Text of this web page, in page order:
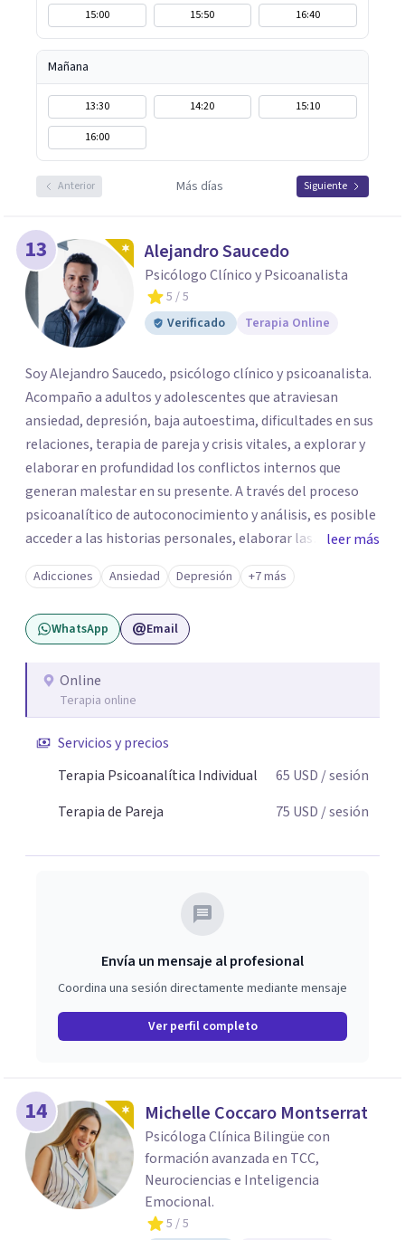
15:00
15:50 16:40
Mañana
13:30 14:20
15:10
16:00
Anterior Más días Siguiente
13 Alejandro Saucedo
Psicólogo Clínico y Psicoanalista
5 / 5
Verificado
Terapia Online
Soy Alejandro Saucedo, psicólogo clínico y psicoanalista.
Acompaño a adultos y adolescentes que atraviesan
ansiedad, depresión, baja autoestima, dificultades en sus
relaciones, terapia de pareja y crisis vitales, a explorar y
elaborar en profundidad los conflictos internos que
generan malestar en su presente. A través del proceso
psicoanalítico de autoconocimiento y análisis, es posible
acceder a las historias personales, elaborar las
experiencias del pasado y resignificarlas, liberando su
influencia para construir un futuro con mayor libertad y
autenticidad. La terapia psicoanalítica crea un espacio de
verbalización libre y sin filtros. A través de esta
exploran las vivencias que aún condicionan el presente, se
les otorga un nuevo sentido y se transforma su impacto
claridad sobre sí mismos, reducen significativamente su
sufrimiento y alcanzan cambios profundos y duraderos en
leer más
Adicciones Ansiedad Depresión +7 más
WhatsApp Email
Online
Terapia online
Servicios y precios
Terapia Psicoanalítica Individual
65 USD / sesión
Terapia de Pareja
75 USD / sesión
Envía un mensaje al profesional
Coordina una sesión directamente mediante mensaje
Ver perfil completo
14 Michelle Coccaro Montserrat
Psicóloga Clínica Bilingüe con
formación avanzada en TCC,
Neurociencias e Inteligencia
Emocional.
5 / 5